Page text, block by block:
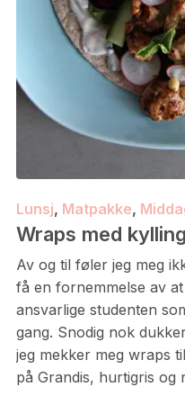
Lunsj, Matpakke,
Wraps med
Av og til føler jeg meg
få en fornemmelse av
ansvarlige studenten
gang. Snodig nok
jeg mekker meg wraps
på Grandis, hurtigris